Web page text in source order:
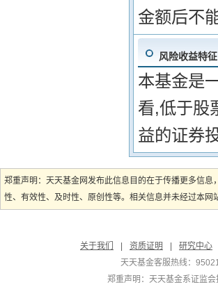
金额后不
风险收益特征
本基金是
看,低于股
益的证券
郑重声明：天天基金网发布此信息目的在于传播更多信
性、有效性、及时性、原创性等。相关信息并未经过本
关于我们
资质证明 研究中心
天天基金客服热线：
郑重声明： 天天基金系证监